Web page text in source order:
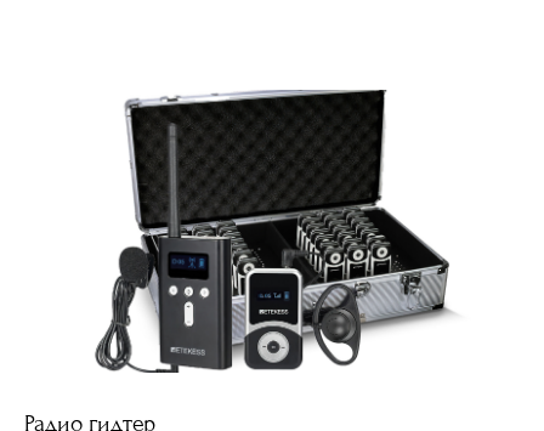
Радио гидтер